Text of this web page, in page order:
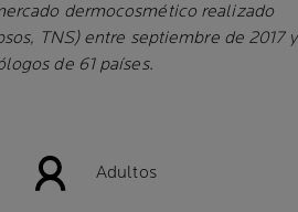
dermocosmético realizado
TNS) entre septiembre de 2017 y
de 61 países.
Adultos